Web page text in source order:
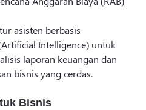
asisten berbasis
Intelligence) untuk
laporan keuangan dan
bisnis yang cerdas.
Bisnis